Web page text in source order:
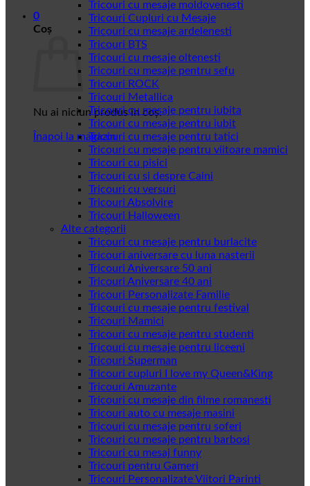
0
Coș
Nu ai niciun produs în coș.
Înapoi la magazin
Tricouri cu mesaje moldovenesti
Tricouri Cupluri cu Mesaje
Tricouri cu mesaje ardelenesti
Tricouri BTS
Tricouri cu mesaje oltenesti
Tricouri cu mesaje pentru sefu
Tricouri ROCK
Tricouri Metallica
Tricouri cu mesaje pentru iubita
Tricouri cu mesaje pentru iubit
Tricouri cu mesaje pentru tatici
Tricouri cu mesaje pentru viitoare mamici
Tricouri cu pisici
Tricouri cu si despre Caini
Tricouri cu versuri
Tricouri Absolvire
Tricouri Halloween
Alte categorii
Tricouri cu mesaje pentru burlacite
Tricouri aniversare cu luna nasterii
Tricouri Aniversare 50 ani
Tricouri Aniversare 40 ani
Tricouri Personalizate Familie
Tricouri cu mesaje pentru festival
Tricouri Mamici
Tricouri cu mesaje pentru studenti
Tricouri cu mesaje pentru liceeni
Tricouri Superman
Tricouri cupluri I love my Queen&King
Tricouri Amuzante
Tricouri cu mesaje din filme romanesti
Tricouri auto cu mesaje masini
Tricouri cu mesaje pentru soferi
Tricouri cu mesaje pentru barbosi
Tricouri cu mesaj funny
Tricouri pentru Gameri
Tricouri Personalizate Viitori Parinti